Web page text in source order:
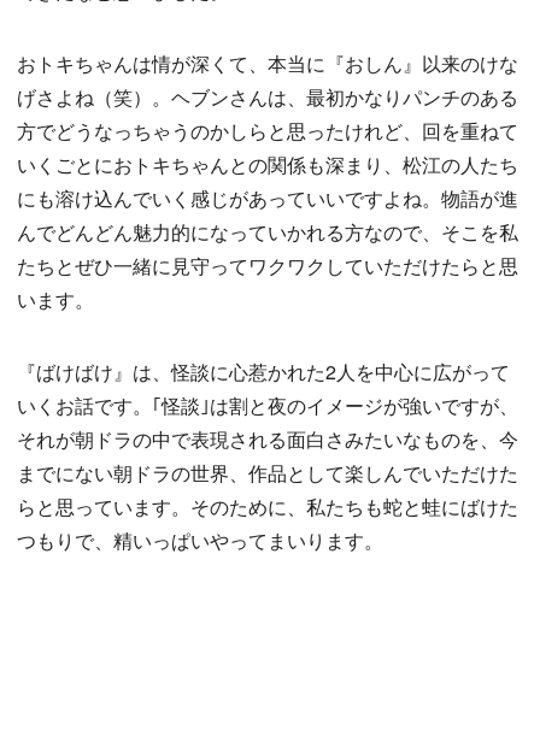
おトキちゃんは情が深くて、本当に『おしん』以来のけな
げさよね（笑）。ヘブンさんは、最初かなりパンチのある
方でどうなっちゃうのかしらと思ったけれど、回を重ねて
いくごとにおトキちゃんとの関係も深まり、松江の人たち
にも溶け込んでいく感じがあっていいですよね。物語が進
んでどんどん魅力的になっていかれる方なので、そこを私
たちとぜひ一緒に見守ってワクワクしていただけたらと思
います。
『ばけばけ』は、怪談に心惹かれた2人を中心に広がって
いくお話です。｢怪談｣は割と夜のイメージが強いですが、
それが朝ドラの中で表現される面白さみたいなものを、今
までにない朝ドラの世界、作品として楽しんでいただけた
らと思っています。そのために、私たちも蛇と蛙にばけた
つもりで、精いっぱいやってまいります。